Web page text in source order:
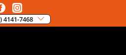
4141-7468